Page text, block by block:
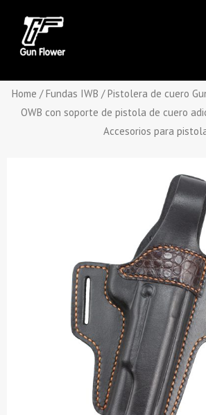
content
Home /Fundas IWB / Pistolera de cuero
OWB con soporte de pistola de cuero
Accesorios para